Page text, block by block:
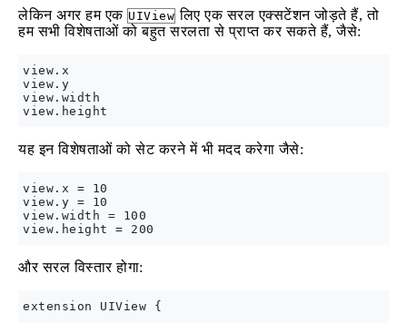
लेकिन अगर हम एक UIView लिए एक सरल एक्सटेंशन जोड़ते हैं, तो
हम सभी विशेषताओं को बहुत सरलता से प्राप्त कर सकते हैं, जैसे:
view.x
view.y
view.width
यह इन विशेषताओं को सेट करने में भी मदद करेगा जैसे:
view.x = 10
view.y = 10
view.width = 100
और सरल विस्तार होगा:
extension UIView {